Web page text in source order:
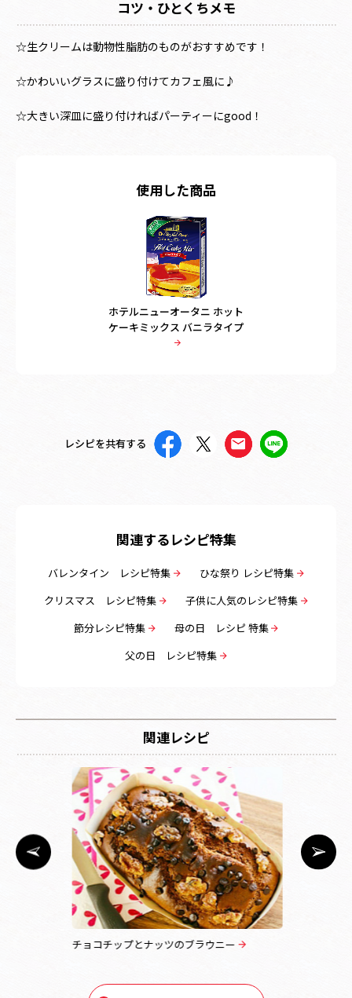
コツ・ひとくちメモ
☆生クリームは動物性脂肪のものがおすすめです！
☆かわいいグラスに盛り付けてカフェ風に♪
☆大きい深皿に盛り付ければパーティーにgood！
使用した商品
ホテルニューオータニ ホット
ケーキミックス バニラタイプ
レシピを共有する
関連するレシピ特集
バレンタイン レシピ特集
ひな祭り レシピ特集
クリスマス レシピ特集
子供に人気のレシピ特集
節分レシピ特集
母の日 レシピ 特集
父の日 レシピ特集
関連レシピ
チョコチップとナッツのブラウニー